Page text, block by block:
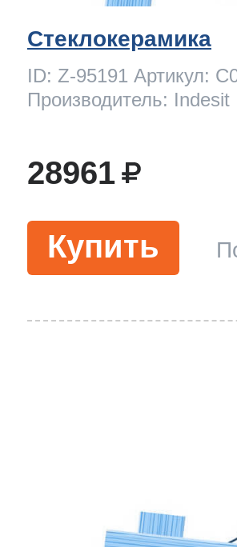
Стеклокерамика
ID: Z-95191 Артикул:
Производитель: Indesit
28961
Купить